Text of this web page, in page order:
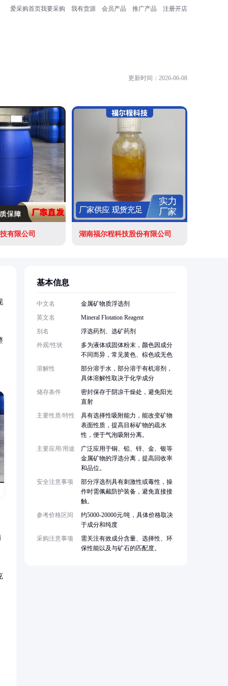
爱采购首页我要采购 我有货源 会员产品 推广产品 注册开店
更新时间：2026-06-08
有限公司 湖南福尔程科技股份有限公司
基本信息
中文名
金属矿物质浮选剂
英文名
Mineral Flotation Reagent
别名
浮选药剂、选矿药剂
外观/性状
多为液体或固体粉末，颜色因成分
不同而异，常见黄色、棕色或无色
溶解性
部分溶于水，部分溶于有机溶剂，
具体溶解性取决于化学成分
储存条件
密封保存于阴凉干燥处，避免阳光
直射
主要性质/特性
具有选择性吸附能力，能改变矿物
表面性质，提高目标矿物的疏水
性，便于气泡吸附分离。
主要应用/用途
广泛应用于铜、铅、锌、金、银等
金属矿物的浮选分离，提高回收率
和品位。
安全注意事项
部分浮选剂具有刺激性或毒性，操
作时需佩戴防护装备，避免直接接
触。
参考价格区间
约5000-20000元/吨，具体价格取决
于成分和纯度
采购注意事项
需关注有效成分含量、选择性、环
保性能以及与矿石的匹配度。